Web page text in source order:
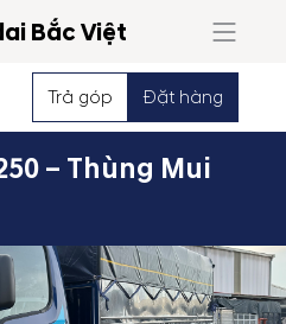
Bắc Việt
Trả góp Đặt hàng
– Thùng Mui